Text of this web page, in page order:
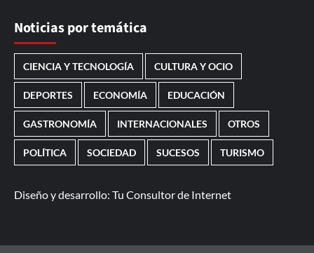
Noticias por temática
CIENCIA Y TECNOLOGÍA CULTURA Y OCIO
DEPORTES ECONOMÍA EDUCACIÓN
GASTRONOMÍA INTERNACIONALES OTROS
POLÍTICA SOCIEDAD SUCESOS TURISMO
Diseño y desarrollo: Tu Consultor de Internet